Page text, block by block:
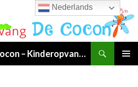
Kinderopvang De Cocon – Kinderopvang van 07:00 tot 19:00 uur in Klundert!
Nederlands